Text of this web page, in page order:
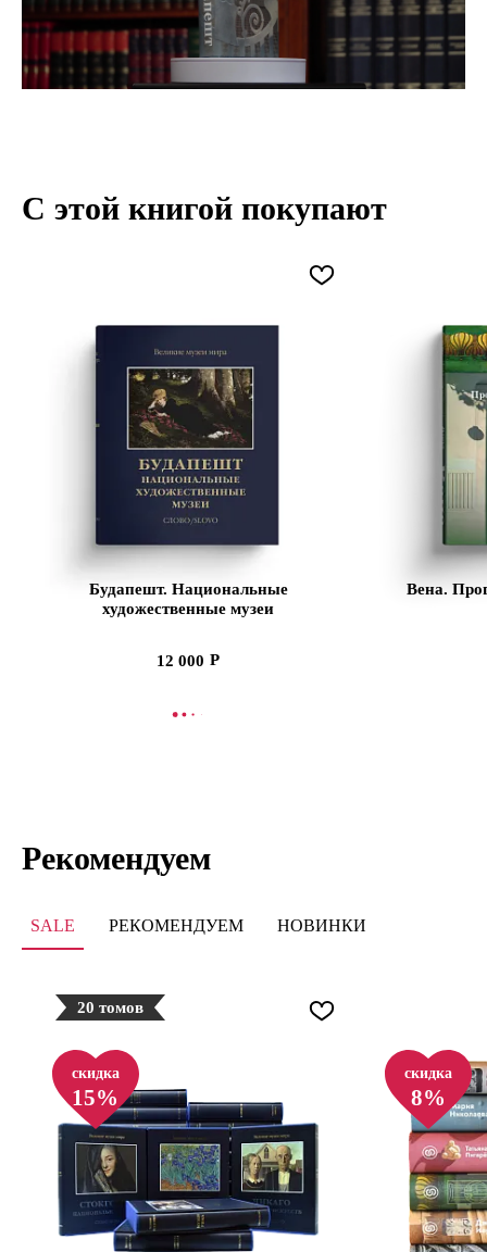
С этой книгой покупают
Будапешт. Национальные
художественные музеи
12 000
В КОРЗИНУ
Вена.
Рекомендуем
SALE РЕКОМЕНДУЕМ НОВИНКИ
20 томов
скидка
15%
скидка
8%